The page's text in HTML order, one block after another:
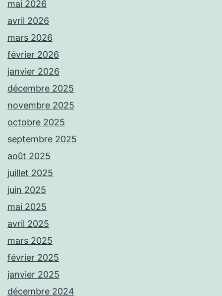
mai 2026
avril 2026
mars 2026
février 2026
janvier 2026
décembre 2025
novembre 2025
octobre 2025
septembre 2025
août 2025
juillet 2025
juin 2025
mai 2025
avril 2025
mars 2025
février 2025
janvier 2025
décembre 2024